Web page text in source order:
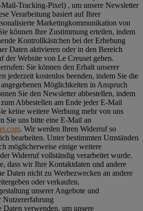
Tracking-Pixel) , um unsere Newsletter
Verarbeitung basiert auf Ihrer
Marketingkommunikation von
können Ihre Zustimmung erteilen, indem
Kontrollkästchen bei der Erhebung
Daten aktivieren oder in den Bereich
der Website von Le Creuset gehen.
Sie können den Erhalt unserer
jederzeit kostenlos beenden, indem Sie die
Möglichkeiten in Anspruch
Sie den Newsletter abbestellen, indem
Abbestellen am Ende jeder E-Mail
keine weitere Werbung mehr von uns
Sie uns bitte eine E-Mail an
. Wir werden Ihren Widerruf so
bearbeiten. Unter bestimmten Umständen
möglicherweise einige weitere
Widerruf vollständig verarbeitet wurde.
dass wir Ihre Kontaktdaten und andere
Daten nicht zu Werbezwecken an andere
oder verkaufen.
unserer Angebote und
Nutzererfahrung
Daten verwenden, um unsere